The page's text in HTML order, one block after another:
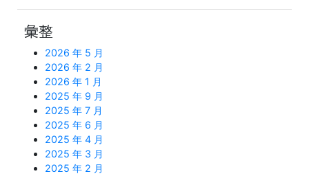
彙整
2026 年 5 月
2026 年 2 月
2026 年 1 月
2025 年 9 月
2025 年 7 月
2025 年 6 月
2025 年 4 月
2025 年 3 月
2025 年 2 月